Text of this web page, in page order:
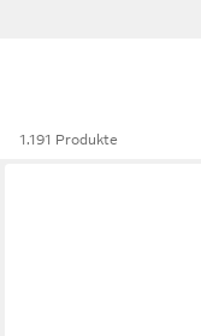
1.191 Produkte